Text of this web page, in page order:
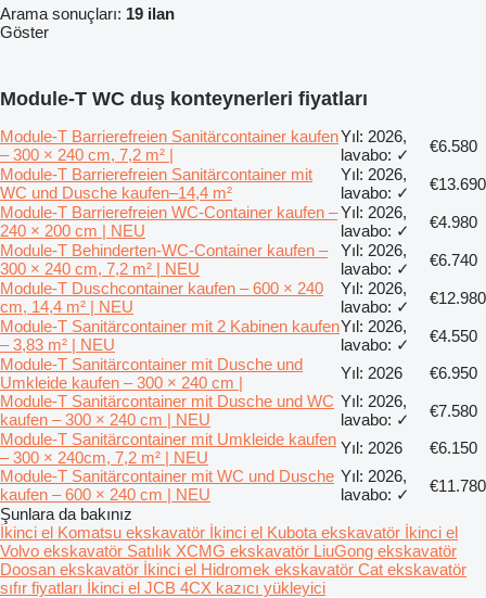
Arama sonuçları: 19 ilan
Göster
Module-T WC duş konteynerleri fiyatları
Module-T Barrierefreien Sanitärcontainer kaufen
– 300 × 240 cm, 7,2 m² |
Yıl: 2026,
lavabo: ✓
€6.580
Module-T Barrierefreien Sanitärcontainer mit
WC und Dusche kaufen–14,4 m²
Yıl: 2026,
lavabo: ✓
€13.690
Module-T Barrierefreien WC-Container kaufen –
240 × 200 cm | NEU
Yıl: 2026,
lavabo: ✓
€4.980
Module-T Behinderten-WC-Container kaufen –
300 × 240 cm, 7,2 m² | NEU
Yıl: 2026,
lavabo: ✓
€6.740
Module-T Duschcontainer kaufen – 600 × 240
cm, 14,4 m² | NEU
Yıl: 2026,
lavabo: ✓
€12.980
Module-T Sanitärcontainer mit 2 Kabinen kaufen
– 3,83 m² | NEU
Yıl: 2026,
lavabo: ✓
€4.550
Module-T Sanitärcontainer mit Dusche und
Umkleide kaufen – 300 × 240 cm |
Yıl: 2026
€6.950
Module-T Sanitärcontainer mit Dusche und WC
kaufen – 300 × 240 cm | NEU
Yıl: 2026,
lavabo: ✓
€7.580
Module-T Sanitärcontainer mit Umkleide kaufen
– 300 × 240cm, 7,2 m² | NEU
Yıl: 2026
€6.150
Module-T Sanitärcontainer mit WC und Dusche
kaufen – 600 × 240 cm | NEU
Yıl: 2026,
lavabo: ✓
€11.780
Şunlara da bakınız
İkinci el Komatsu ekskavatör İkinci el Kubota ekskavatör İkinci el
Volvo ekskavatör Satılık XCMG ekskavatör LiuGong ekskavatör
Doosan ekskavatör İkinci el Hidromek ekskavatör Cat ekskavatör
sıfır fiyatları İkinci el JCB 4CX kazıcı yükleyici